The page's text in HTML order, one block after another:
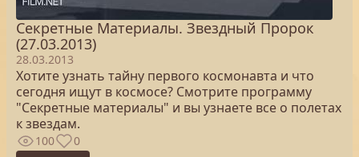
Секретные Материалы. Звездный Пророк
(27.03.2013)
28.03.2013
Хотите узнать тайну первого космонавта и что
сегодня ищут в космосе? Смотрите программу
"Секретные материалы" и вы узнаете все о полетах
к звездам.
100 0